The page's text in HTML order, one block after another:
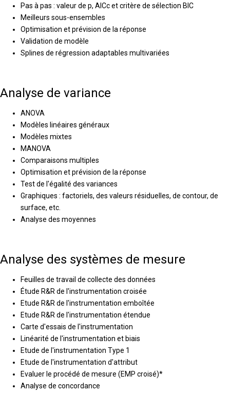
Pas à pas : valeur de p, AICc et critère de sélection BIC
Meilleurs sous-ensembles
Optimisation et prévision de la réponse
Validation de modèle
Splines de régression adaptables multivariées
Analyse de variance
ANOVA
Modèles linéaires généraux
Modèles mixtes
MANOVA
Comparaisons multiples
Optimisation et prévision de la réponse
Test de l'égalité des variances
Graphiques : factoriels, des valeurs résiduelles, de contour, de
surface, etc.
Analyse des moyennes
Analyse des systèmes de mesure
Feuilles de travail de collecte des données
Étude R&R de l'instrumentation croisée
Etude R&R de l'instrumentation emboîtée
Etude R&R de l'instrumentation étendue
Carte d'essais de l'instrumentation
Linéarité de l'instrumentation et biais
Etude de l'instrumentation Type 1
Etude de l'instrumentation d'attribut
Evaluer le procédé de mesure (EMP croisé)*
Analyse de concordance